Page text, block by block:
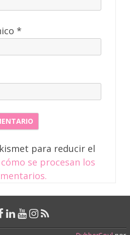
*
para reducir el
se procesan los